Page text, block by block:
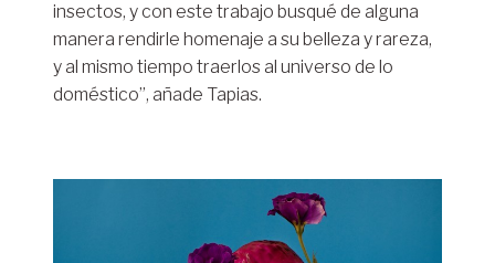
insectos, y con este trabajo busqué de alguna
manera rendirle homenaje a su belleza y rareza,
y al mismo tiempo traerlos al universo de lo
doméstico”, añade Tapias.